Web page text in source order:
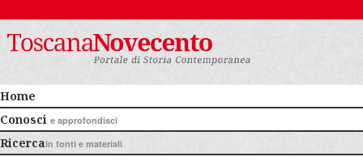
Home
Conosci e approfondisci
Ricercain fonti e materiali